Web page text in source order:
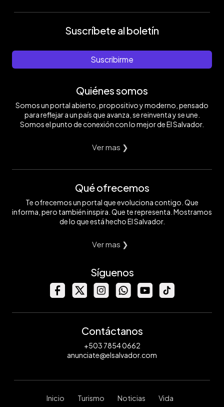
Suscríbete al boletín
Suscribirme
Quiénes somos
Somos un portal abierto, propositivo y moderno, pensado
para reflejar a un país que avanza, se reinventa y se une.
Somos el punto de conexión con lo mejor de El Salvador.
Ver mas ❯
Qué ofrecemos
Te ofrecemos un portal que evoluciona contigo. Que
informa, pero también inspira. Que te representa. Mostramos
de lo que está hecho El Salvador.
Ver mas ❯
Síguenos
Contáctanos
+503 7854 0662
anunciate@elsalvador.com
Inicio Turismo Noticias Vida